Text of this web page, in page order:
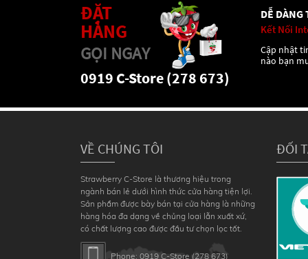
ĐẶT
HÀNG
GỌI NGAY
0919 C-Store (278 673)
DỄ DÀNG
Kết Nối
Cập nhật
nào bạn
VỀ CHÚNG TÔI ĐỐI
Strawberry C-Store là thương hiệu trong
ngành bán lẻ dưới hình thức cửa hàng tiện lợi.
Sản phẩm được bày bán tại cửa hàng là những
hàng hóa đa dạng về chủng loại lẫn xuất xứ,
có chất lượng cao được đầu tư chọn lọc tốt.
Phone: 0919 C-Store (278 673)